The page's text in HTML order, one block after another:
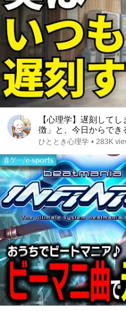
【心理学】遅刻して
徴」と、今日からでき
ひととき心理学 • 283K